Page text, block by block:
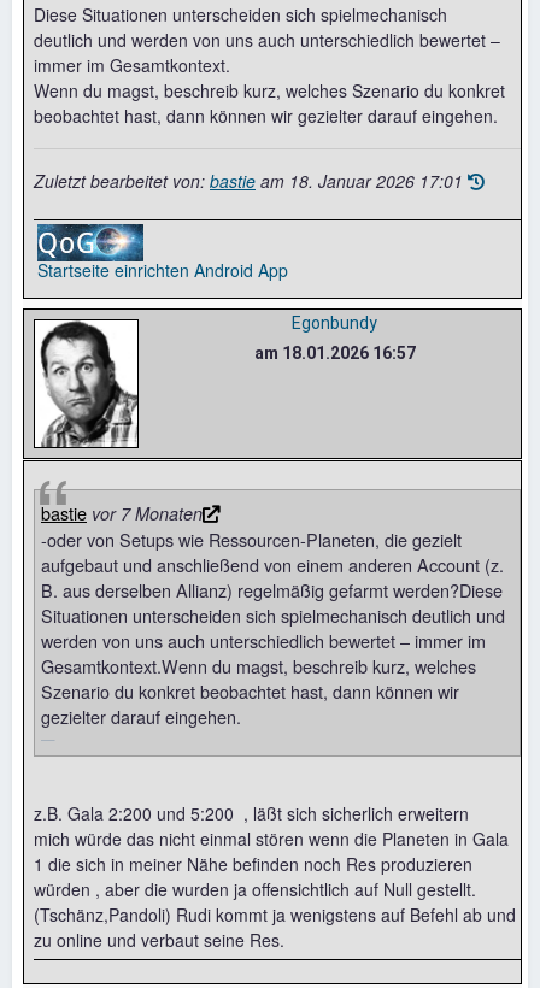
Diese Situationen unterscheiden sich spielmechanisch
deutlich und werden von uns auch unterschiedlich bewertet –
immer im Gesamtkontext.
Wenn du magst, beschreib kurz, welches Szenario du konkret
beobachtet hast, dann können wir gezielter darauf eingehen.
Zuletzt bearbeitet von: bastie am 18. Januar 2026 17:01
Startseite einrichten Android App
Egonbundy
am 18.01.2026 16:57
bastie vor 7 Monaten
-oder von Setups wie Ressourcen-Planeten, die gezielt
aufgebaut und anschließend von einem anderen Account (z.
B. aus derselben Allianz) regelmäßig gefarmt werden?Diese
Situationen unterscheiden sich spielmechanisch deutlich und
werden von uns auch unterschiedlich bewertet – immer im
Gesamtkontext.Wenn du magst, beschreib kurz, welches
Szenario du konkret beobachtet hast, dann können wir
gezielter darauf eingehen.
z.B. Gala 2:200 und 5:200 , läßt sich sicherlich erweitern
mich würde das nicht einmal stören wenn die Planeten in Gala
1 die sich in meiner Nähe befinden noch Res produzieren
würden , aber die wurden ja offensichtlich auf Null gestellt.
(Tschänz,Pandoli) Rudi kommt ja wenigstens auf Befehl ab und
zu online und verbaut seine Res.